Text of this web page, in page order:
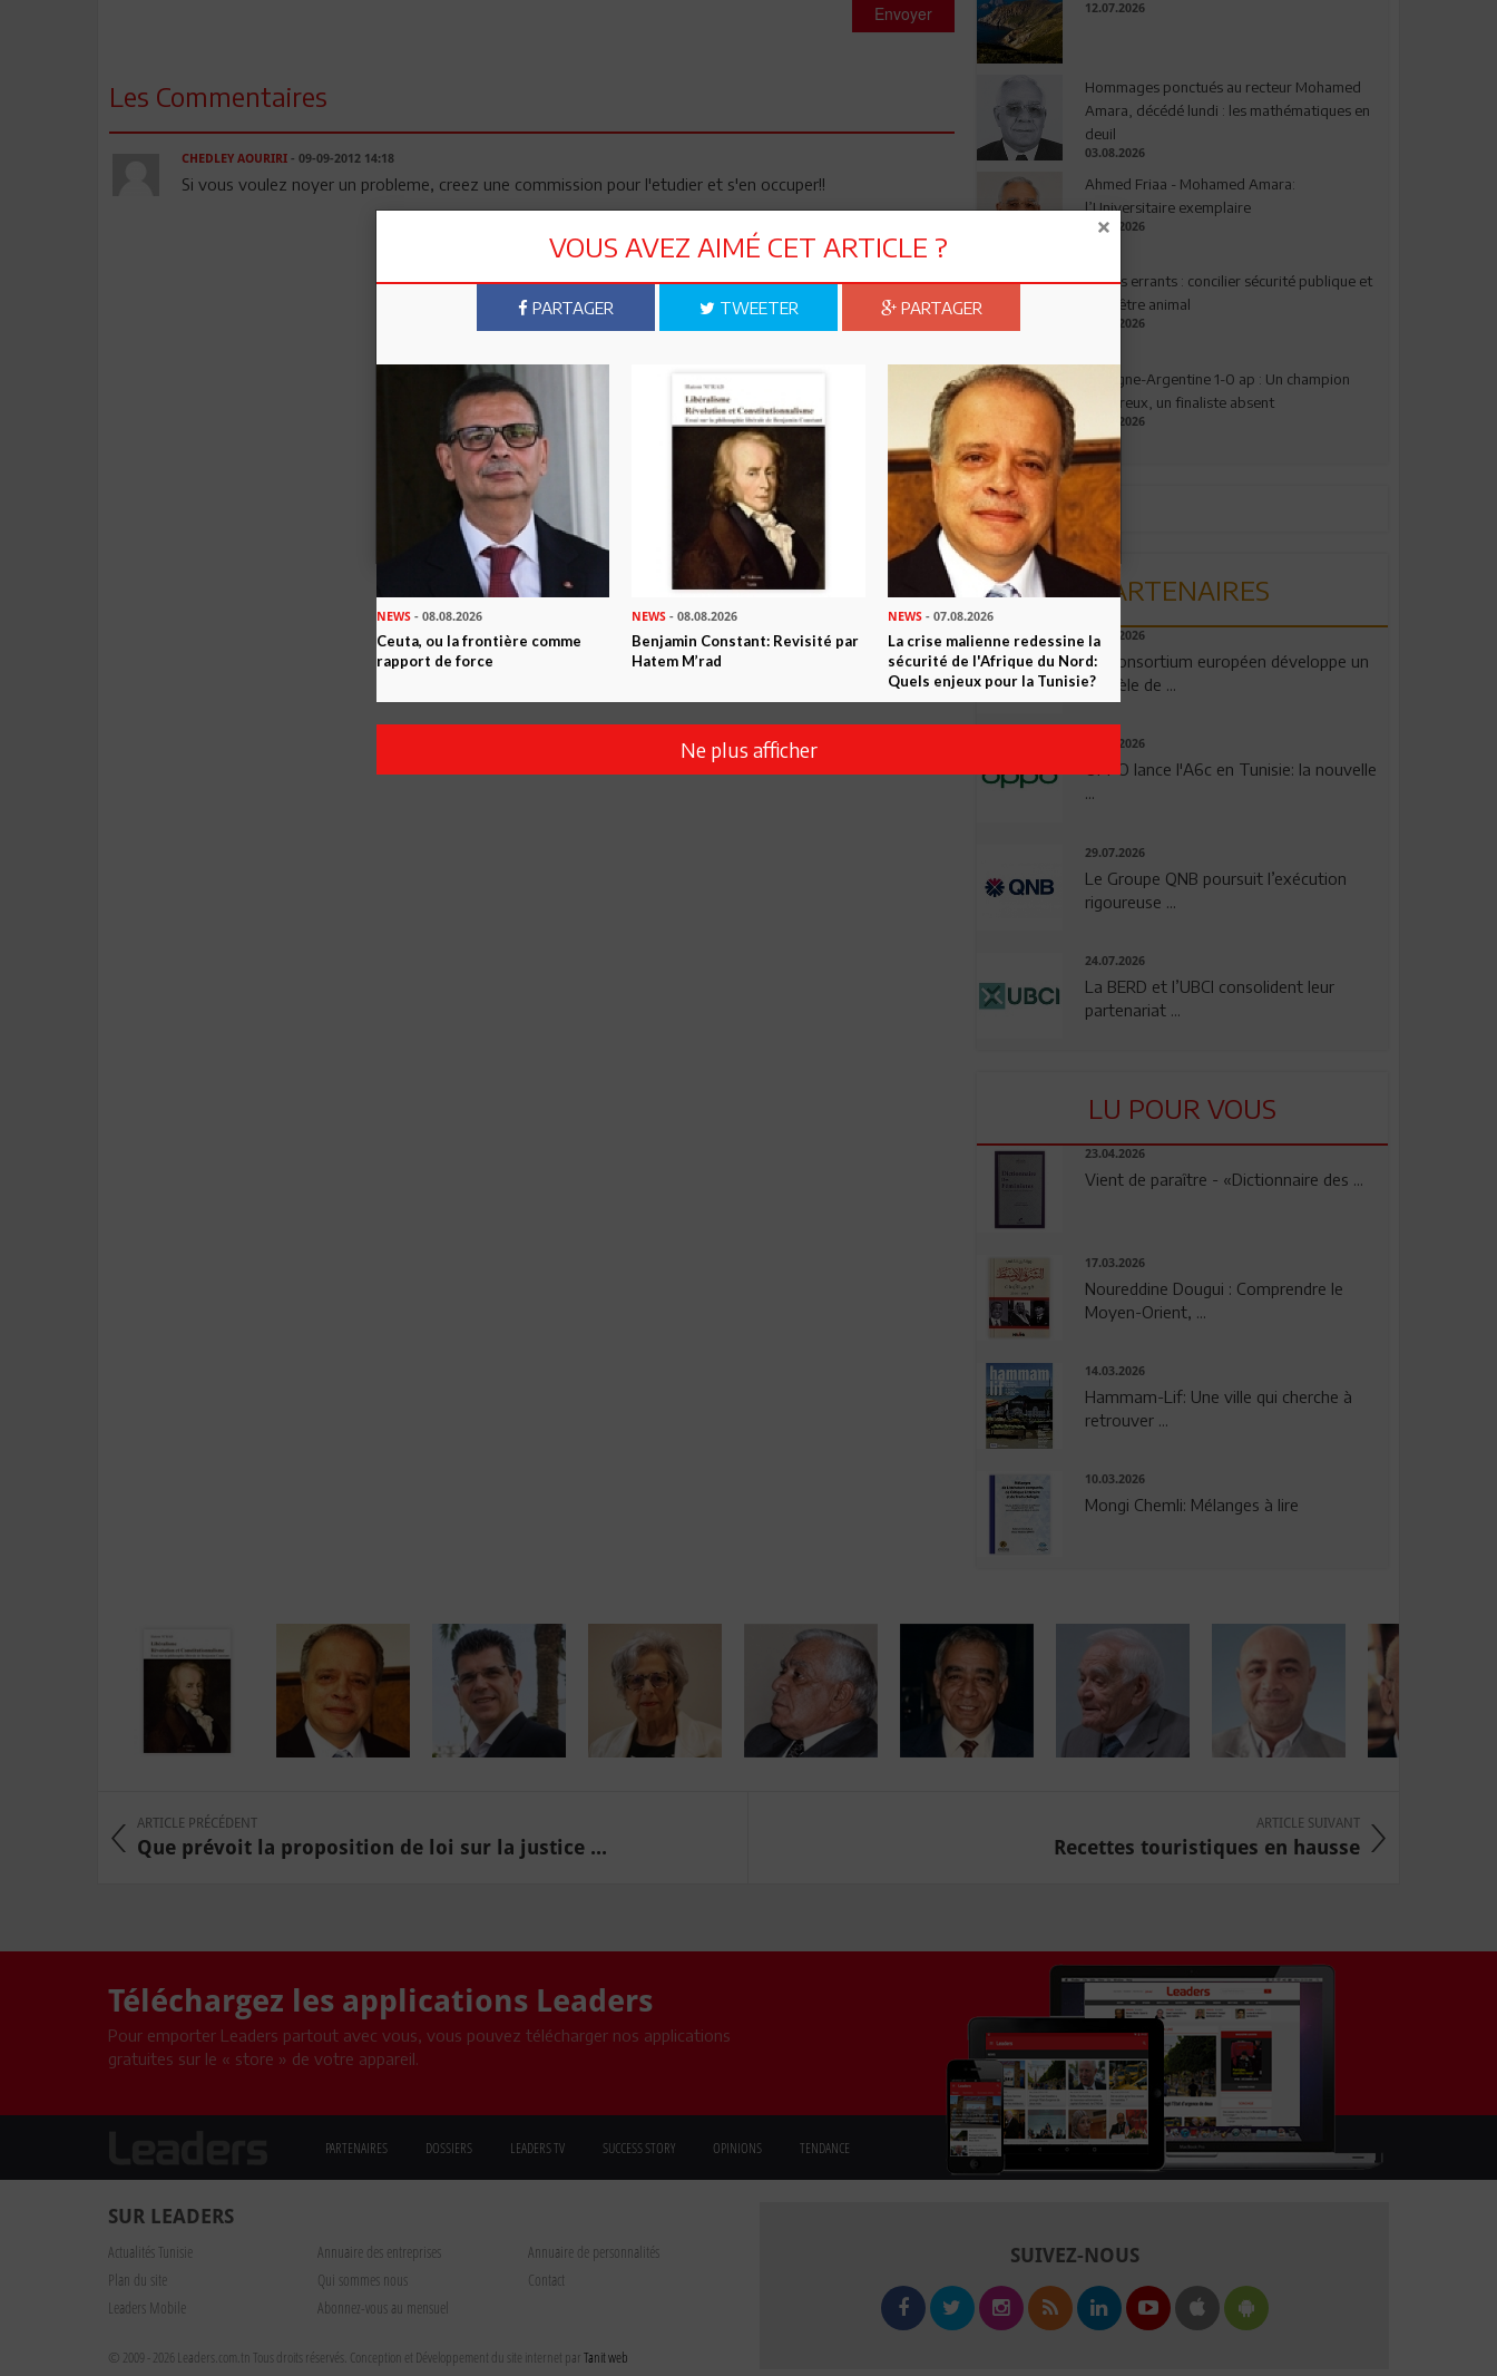
Envoyer
Les Commentaires
CHEDLEY AOURIRI- 09-09-2012 14:18
Si vous voulez noyer un probleme, creez une commission pour l'etudier et s'en occuper!!
12.07.2026
Hommages ponctués au recteur Mohamed
Amara, décédé lundi : les mathématiques en
deuil
03.08.2026
Ahmed Friaa - Mohamed Amara:
l’Universitaire exemplaire
04.08.2026
Chiens errants : concilier sécurité publique et
bien-être animal
17.07.2026
Espagne-Argentine 1-0 ap : Un champion
valeureux, un finaliste absent
19.07.2026
PARTENAIRES
06.08.2026
Un consortium européen développe un
modèle de ...
04.08.2026
OPPO lance l'A6c en Tunisie: la nouvelle
...
29.07.2026
Le Groupe QNB poursuit l’exécution
rigoureuse ...
24.07.2026
La BERD et l’UBCI consolident leur
partenariat ...
LU POUR VOUS
23.04.2026
Vient de paraître - «Dictionnaire des ...
17.03.2026
Noureddine Dougui : Comprendre le
Moyen-Orient, ...
14.03.2026
Hammam-Lif: Une ville qui cherche à
retrouver ...
10.03.2026
Mongi Chemli: Mélanges à lire
ARTICLE PRÉCÉDENT
Que prévoit la proposition de loi sur la justice ...
ARTICLE SUIVANT
Recettes touristiques en hausse
Téléchargez les applications Leaders
Pour emporter Leaders partout avec vous, vous pouvez télécharger nos applications
gratuites sur le « store » de votre appareil.
PARTENAIRES DOSSIERS LEADERS TV SUCCESS STORY OPINIONS TENDANCE
SUR LEADERS
Actualités Tunisie Annuaire des entreprises
Annuaire de personnalités
Plan du site
Qui sommes nous
Contact
Leaders Mobile
Abonnez-vous au mensuel
© 2009 - 2026 Leaders.com.tn Tous droits réservés. Conception et Développement du site internet parTanit web
SUIVEZ-NOUS
VOUS AVEZ AIMÉ CET ARTICLE ?
PARTAGER TWEETER PARTAGER
NEWS - 08.08.2026
Ceuta, ou la frontière comme
rapport de force
NEWS - 08.08.2026
Benjamin Constant: Revisité par
Hatem M’rad
NEWS- 07.08.2026
La crise malienne redessine la
sécurité de l'Afrique du Nord:
Quels enjeux pour la Tunisie?
Ne plus afficher